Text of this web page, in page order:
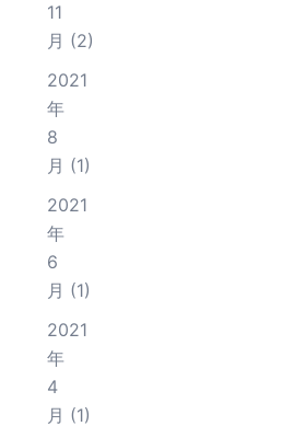
11
月 (2)
2021
年
8
月 (1)
2021
年
6
月 (1)
2021
年
4
月 (1)